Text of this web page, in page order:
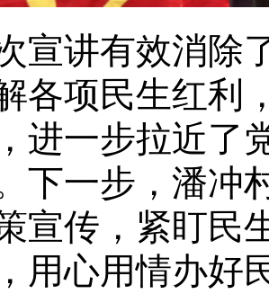
讲有效消除了
各项民生红利
进一步拉近了
下一步，潘冲
宣传，紧盯民
用心用情办好